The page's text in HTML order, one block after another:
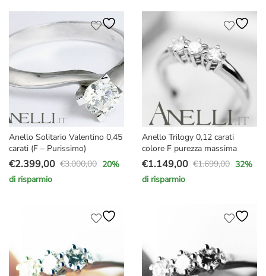
era:
€2.500,00.
è:
€1.899,00.
era:
€1.750,00.
€1.359,00.
Anello Solitario Valentino 0,45
carati (F – Purissimo)
€3.000,00
Il
prezzo
€2.399,00
Il
prezzo
20%
di risparmio
Anello Trilogy 0,12 carati
colore F purezza massima
€1.699,00
Il
prezzo
€1.149,00
Il
prezzo
32%
di risparmio